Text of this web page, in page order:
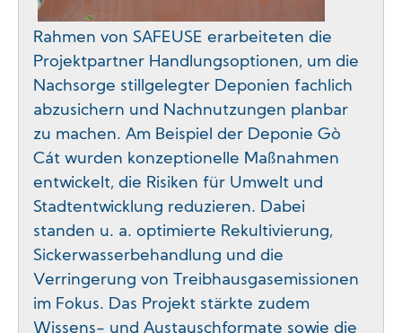
Rahmen von SAFEUSE erarbeiteten die
Projektpartner Handlungsoptionen, um die
Nachsorge stillgelegter Deponien fachlich
abzusichern und Nachnutzungen planbar
zu machen. Am Beispiel der Deponie Gò
Cát wurden konzeptionelle Maßnahmen
entwickelt, die Risiken für Umwelt und
Stadtentwicklung reduzieren. Dabei
standen u. a. optimierte Rekultivierung,
Sickerwasserbehandlung und die
Verringerung von Treibhausgasemissionen
im Fokus. Das Projekt stärkte zudem
Wissens- und Austauschformate sowie die